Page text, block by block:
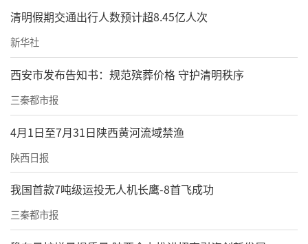
清明假期交通出行人数预计超8.45亿人次
新华社
西安市发布告知书：规范殡葬价格 守护清明秩序
三秦都市报
4月1日至7月31日陕西黄河流域禁渔
陕西日报
我国首款7吨级运投无人机长鹰-8首飞成功
三秦都市报